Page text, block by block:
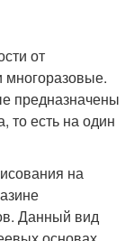
от
многоразовые.
предназначены
то есть на один
на
Данный вид